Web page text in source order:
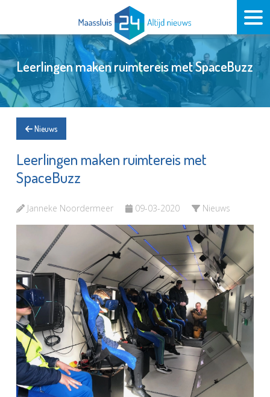
Leerlingen maken ruimtereis met SpaceBuzz
Nieuws
Leerlingen maken ruimtereis met
SpaceBuzz
Janneke Noordermeer 09-03-2020 Nieuws